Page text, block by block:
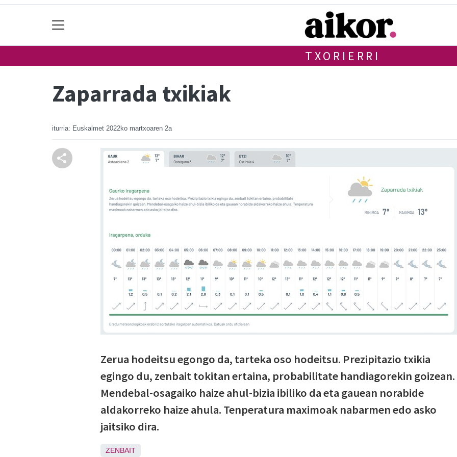
TXORIERRI
Zaparrada txikiak
iturria: Euskalmet 2022ko martxoaren 2a
Zerua hodeitsu egongo da, tarteka oso hodeitsu. Prezipitazio txikia
egingo du, zenbait tokitan ertaina, probabilitate handiagorekin goizean.
Mendebal-osagaiko haize ahul-bizia ibiliko da eta gauean norabide
aldakorreko haize ahula. Tenperatura maximoak nabarmen edo asko
jaitsiko dira.
ZENBAIT